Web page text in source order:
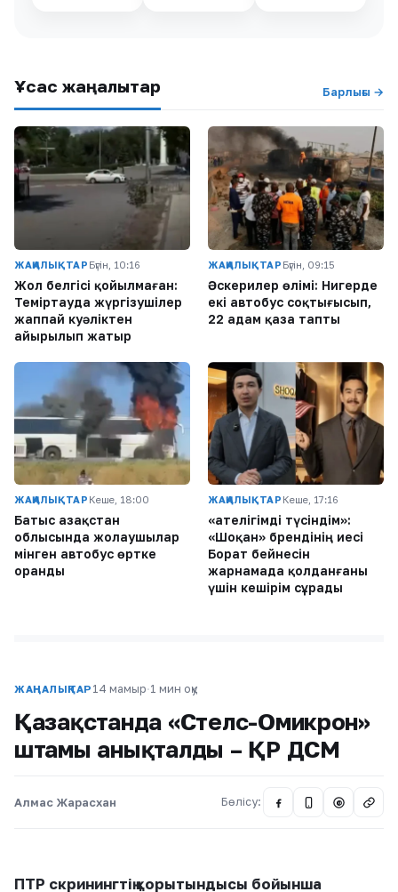
Ұқсас жаңалықтар Барлығы →
ЖАҢАЛЫҚТАР Бүгін, 10:16
Жол белгісі қойылмаған:
Теміртауда жүргізушілер
жаппай куәліктен
айырылып жатыр
ЖАҢАЛЫҚТАР Бүгін, 09:15
Әскерилер өлімі: Нигерде
екі автобус соқтығысып,
22 адам қаза тапты
ЖАҢАЛЫҚТАР Кеше, 18:00
Батыс Қазақстан
облысында жолаушылар
мінген автобус өртке
оранды
ЖАҢАЛЫҚТАР Кеше, 17:16
«Қателігімді түсіндім»:
«Шоқан» брендінің иесі
Борат бейнесін
жарнамада қолданғаны
үшін кешірім сұрады
ЖАҢАЛЫҚТАР 14 мамыр·1 мин оқу
Қазақстанда «Стелс-Омикрон»
штамы анықталды – ҚР ДСМ
Алмас Жарасхан Бөлісу: @
ПТР скринингтің қорытындысы бойынша